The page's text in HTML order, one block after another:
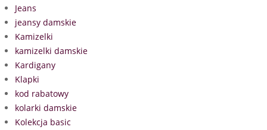
Jeans
jeansy damskie
Kamizelki
kamizelki damskie
Kardigany
Klapki
kod rabatowy
kolarki damskie
Kolekcja basic